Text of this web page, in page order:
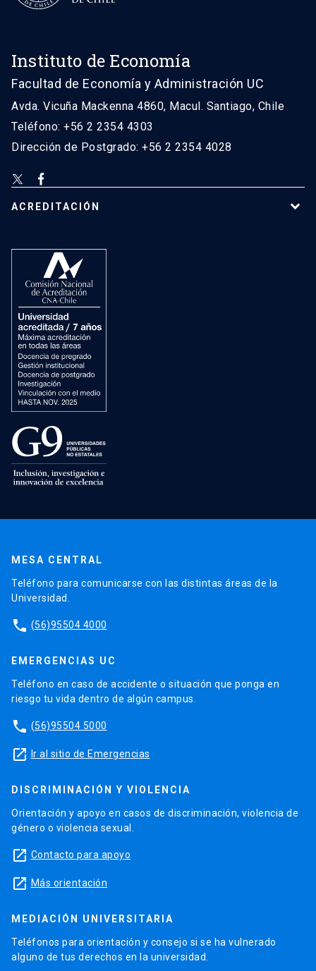
Instituto de Economía
Facultad de Economía y Administración UC
Avda. Vicuña Mackenna 4860, Macul. Santiago, Chile
Teléfono: +56 2 2354 4303
Dirección de Postgrado: +56 2 2354 4028
ACREDITACIÓN
MESA CENTRAL
Teléfono para comunicarse con las distintas áreas de la
Universidad.
phone (56)95504 4000
EMERGENCIAS UC
Teléfono en caso de accidente o situación que ponga en
riesgo tu vida dentro de algún campus.
phone (56)95504 5000
launch Ir al sitio de Emergencias
DISCRIMINACIÓN Y VIOLENCIA
Orientación y apoyo en casos de discriminación, violencia de
género o violencia sexual.
launch Contacto para apoyo
launch Más orientación
MEDIACIÓN UNIVERSITARIA
Teléfonos para orientación y consejo si se ha vulnerado
alguno de tus derechos en la universidad.